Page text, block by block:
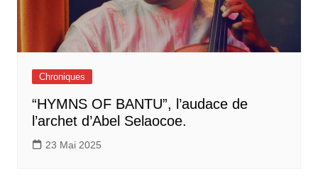
Chroniques
“HYMNS OF BANTU”, l’audace de
l’archet d’Abel Selaocoe.
23 Mai 2025